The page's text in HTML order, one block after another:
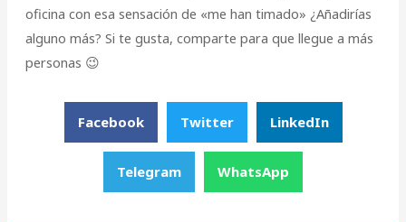
oficina con esa sensación de «me han timado» ¿Añadirías
alguno más? Si te gusta, comparte para que llegue a más
personas 😉
Facebook Twitter LinkedIn
Telegram WhatsApp